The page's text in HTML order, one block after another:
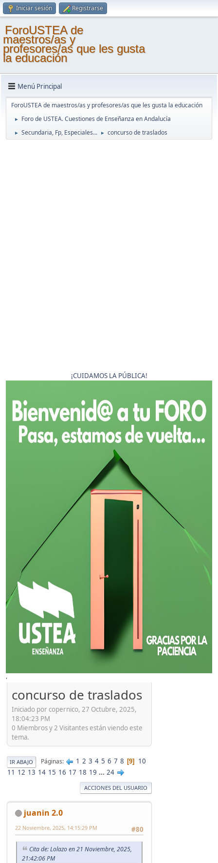
Iniciar sesión Registrarse
ForoUSTEA de
maestros/as y
profesores/as que les gusta
la educación
Menú Principal
ForoUSTEA de maestros/as y profesores/as que les gusta la educación
► Foro de USTEA. Cuestiones de Enseñanza en Andalucía
► Secundaria, Fp, Especiales... ► concurso de traslados
¡CUIDAMOS LA PÚBLICA!
'
concurso de traslados
Iniciado por copernico, 27 Octubre, 2025,
18:04:23 PM
0 Miembros y 2 Visitantes están viendo este
tema.
IR ABAJO Páginas 1 2 3 4 5 6 7 8 9
10
11 12 13 14 15 16 17 18 19 ... 24
ACCIONES DEL USUARIO
juanin 2.0
#80
22 Noviembre, 2025, 14:15:29 PM
Cita de: Lolazo en 21 Noviembre, 2025,
21:42:06 PM